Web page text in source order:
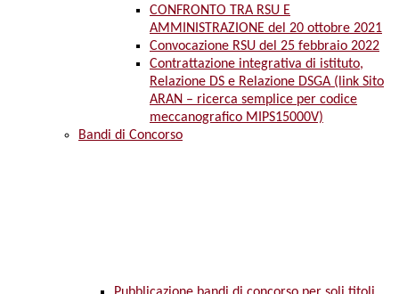
CONFRONTO TRA RSU E
AMMINISTRAZIONE del 20 ottobre 2021
Convocazione RSU del 25 febbraio 2022
Contrattazione integrativa di istituto,
Relazione DS e Relazione DSGA (link Sito
ARAN – ricerca semplice per codice
meccanografico MIPS15000V)
Bandi di Concorso